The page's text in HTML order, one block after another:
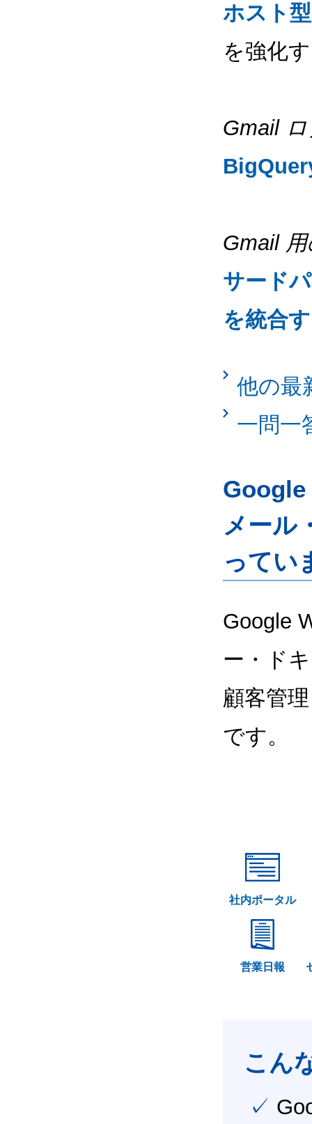
ホスト
を強化
Gmail
Gmail
サード
を統合
他の最
一問一
Google
メール
ってい
Google
ー・ド
顧客管
です。
社内ポータル
営業日報
こん
✓ Google Workspace（旧G Suite） を社内で導入